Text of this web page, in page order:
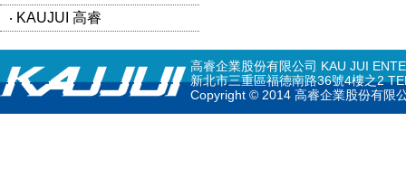
‧ KAUJUI 高睿
高睿企業股份有限公司 KAU JUI
新北市三重區福德南路36號4樓之2
Copyright © 2014 高睿企業股份有限